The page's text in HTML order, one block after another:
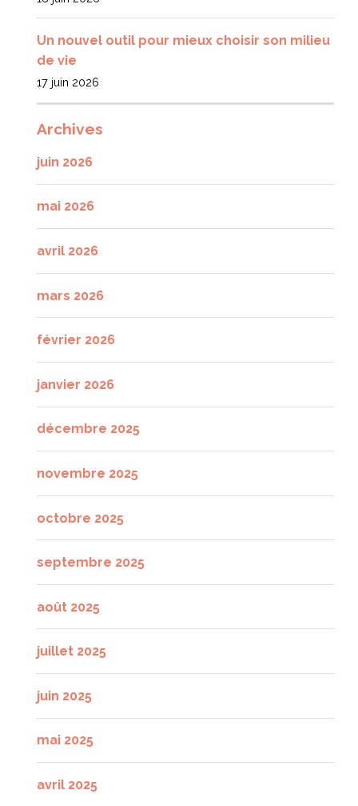
Un nouvel outil pour mieux choisir son milieu
de vie
17 juin 2026
Archives
juin 2026
mai 2026
avril 2026
mars 2026
février 2026
janvier 2026
décembre 2025
novembre 2025
octobre 2025
septembre 2025
août 2025
juillet 2025
juin 2025
mai 2025
avril 2025